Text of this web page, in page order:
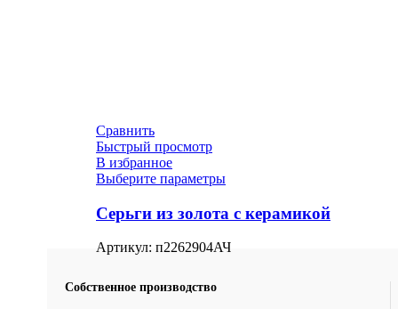
Сравнить
Быстрый просмотр
В избранное
Выберите параметры
Серьги из золота с керамикой
Артикул: п2262904АЧ
Собственное производство